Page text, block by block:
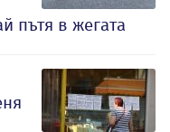
пътя в жегата